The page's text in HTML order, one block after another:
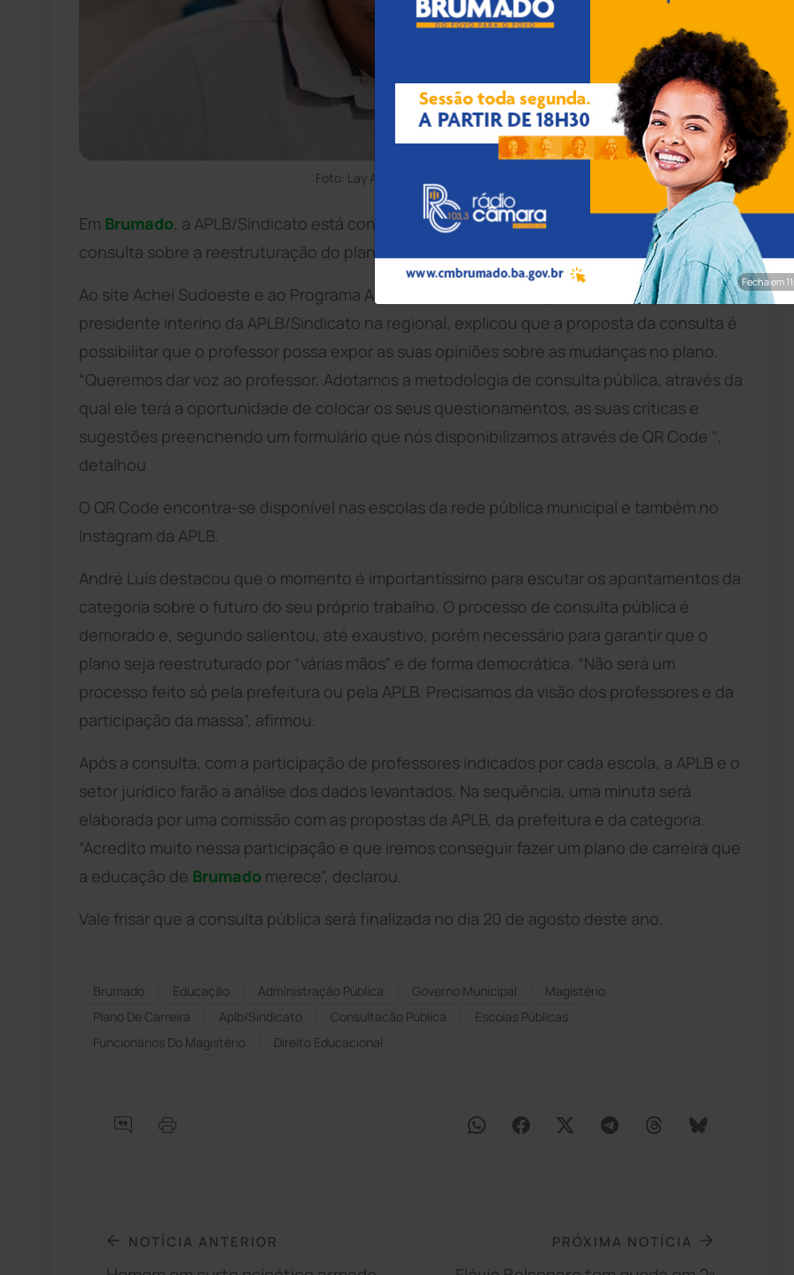
Foto: Lay Amorim/Achei Sudoeste
Em Brumado, a APLB/Sindicato está convocando os profissionais do magistério para uma
consulta sobre a reestruturação do plano de carreira da categoria.
Ao site Achei Sudoeste e ao Programa Achei Sudoeste no Ar, o professor André Luís,
presidente interino da APLB/Sindicato na regional, explicou que a proposta da consulta é
possibilitar que o professor possa expor as suas opiniões sobre as mudanças no plano.
“Queremos dar voz ao professor. Adotamos a metodologia de consulta pública, através da
qual ele terá a oportunidade de colocar os seus questionamentos, as suas críticas e
sugestões preenchendo um formulário que nós disponibilizamos através de QR Code “,
detalhou
O QR Code encontra-se disponível nas escolas da rede pública municipal e também no
Instagram da APLB.
André Luís destacou que o momento é importantíssimo para escutar os apontamentos da
categoria sobre o futuro do seu próprio trabalho. O processo de consulta pública é
demorado e, segundo salientou, até exaustivo, porém necessário para garantir que o
plano seja reestruturado por “várias mãos” e de forma democrática. “Não será um
processo feito só pela prefeitura ou pela APLB. Precisamos da visão dos professores e da
participação da massa”, afirmou.
Após a consulta, com a participação de professores indicados por cada escola, a APLB e o
setor jurídico farão a análise dos dados levantados. Na sequência, uma minuta será
elaborada por uma comissão com as propostas da APLB, da prefeitura e da categoria.
“Acredito muito nessa participação e que iremos conseguir fazer um plano de carreira que
a educação de Brumado merece”, declarou.
Vale frisar que a consulta pública será finalizada no dia 20 de agosto deste ano.
Brumado Educação Administração Pública Governo Municipal
Magistério
Plano De Carreira
Aplb/sindicato Consultacão Pública
Escolas Públicas
Funcionários Do Magistério
Direito Educacional
NOTÍCIA ANTERIOR PRÓXIMA NOTÍCIA
Fecha em